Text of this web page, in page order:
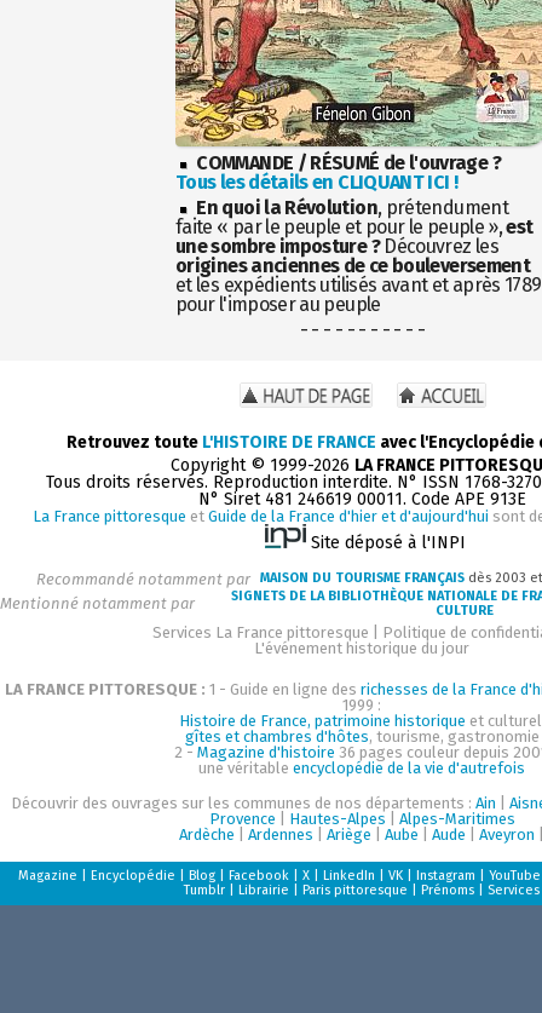
COMMANDE / RÉSUMÉ de l'ouvrage ?
Tous les détails en CLIQUANT ICI !
En quoi la Révolution, prétendument
faite « par le peuple et pour le peuple »,est
une sombre imposture ?Découvrez les
origines anciennes de ce bouleversement
et les expédients utilisés avant et après 1789
pour l'imposer au peuple
- - - - - - - - - - -
Retrouvez toute L'HISTOIRE DE FRANCE avec
Copyright © 1999-2026 LA FRANCE
Tous droits réservés. Reproduction interdite. N° ISSN 1768-
N° Siret 481 246619 00011. Code APE 913E
La France pittoresque et Guide de la France d'hier et d'aujourd'hui sont
Site déposé à l'INPI
Recommandé notamment par MAISON DU TOURISME FRANÇAIS dès 2003
Mentionné notamment par
SIGNETS DE LA BIBLIOTHÈQUE NATIONALE DE
CULTURE
Services La France pittoresque
Politique de
L'événement historique du jour
LA FRANCE PITTORESQUE : 1 - Guide en ligne des richesses de la France
1999 :
Histoire de France, patrimoine historique et
gîtes et chambres d'hôtes, tourisme, gastronomie
2 - Magazine d'histoire 36 pages couleur depuis
une véritableencyclopédie de la vie d'autrefois
Découvrir des ouvrages sur les communes de nos départements :Ain |
Provence
Hautes-Alpes
Alpes-Maritimes
Ardèche |Ardennes |Ariège |Aube |Aude |Aveyron
Magazine |Encyclopédie |Blog |Facebook |X |LinkedIn |VK |Instagram |YouTube
Tumblr |Librairie |Paris pittoresque |Prénoms Services